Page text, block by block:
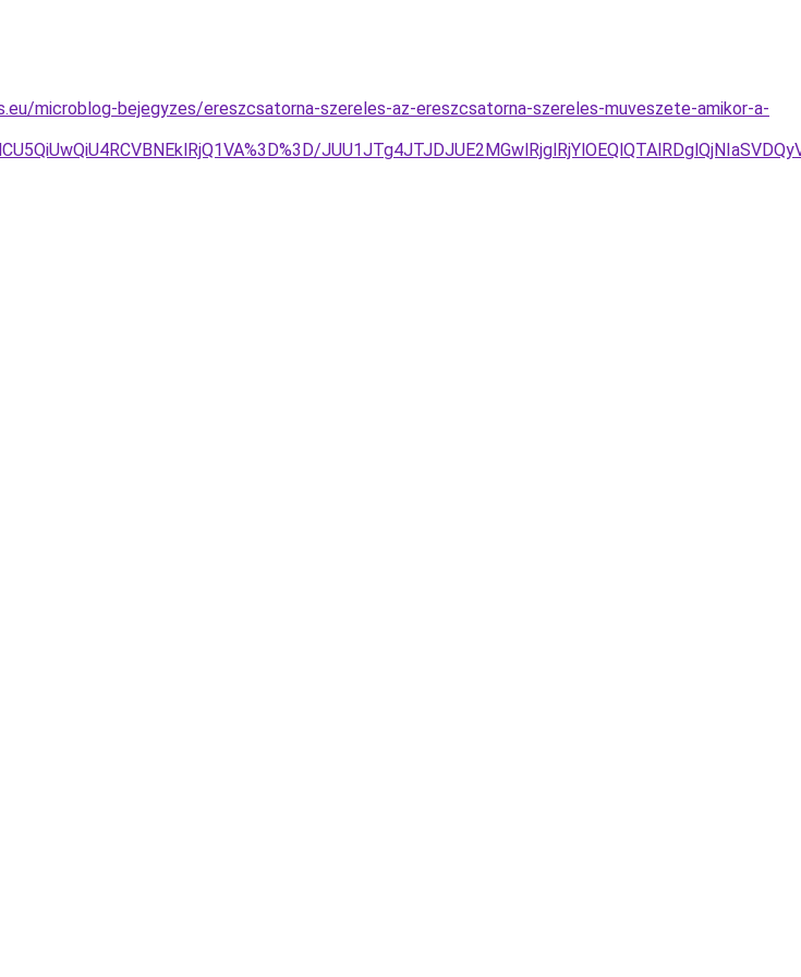
microblog-bejegyzes/ereszcsatorna-szereles-az-ereszcsatorna-szereles-muveszete-amikor-a-